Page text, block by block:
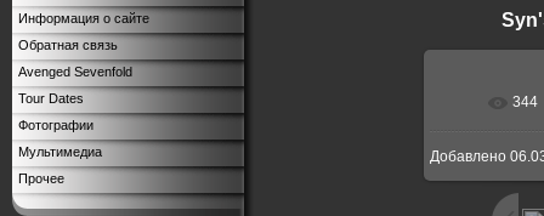
Информация о сайте
Обратная связь
Avenged Sevenfold
Tour Dates
Фотографии
Мультимедиа
Прочее
344
Добавлено